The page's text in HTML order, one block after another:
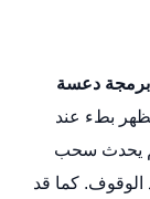
برمجة دعسة
بطء عند
ثم يحدث سحب
الوقوف. كما قد